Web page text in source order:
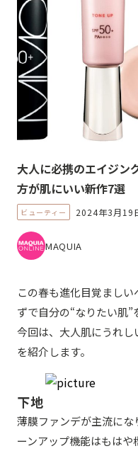
大人に必携のエイジン
方が肌にいい新作7選
ビューティー 2024年3月19
MAQUIA
この春も進化目覚まし
ずで自分の“なりたい肌”
今回は、大人肌にうれ
を紹介します。
下地
薄膜ファンデが主流に
ーンアップ機能はもは